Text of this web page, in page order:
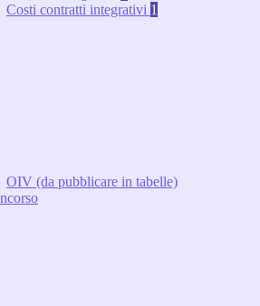
Costi contratti integrativi 1
OIV (da pubblicare in tabelle)